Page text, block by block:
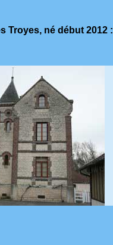
Troyes, né début 2012 :